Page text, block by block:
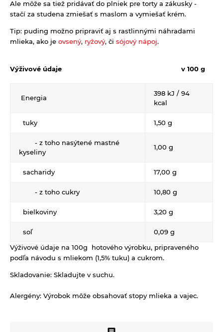
Kúpele na detoxikáciu organizmu
Literatúra
Propagačný materiál
Ale môže sa tiež pridávať do plniek pre torty a zákusky -
stačí za studena zmiešať s maslom a vymiešať krém.
Tip: puding možno pripraviť aj s rastlinnými náhradami
mlieka, ako je ovsený, ryžový, či sójový nápoj.
Výživové údaje v 100 g
Energia
398 kJ / 94
kcal
tuky 1,50 g
- z toho nasýtené mastné
kyseliny
1,00 g
sacharidy 17,00 g
- z toho cukry 10,80 g
bielkoviny 3,20 g
soľ
0,09 g
Výživové údaje na 100g hotového výrobku, pripraveného
podľa návodu s mliekom (1,5% tuku) a cukrom.
Skladovanie: Skladujte v suchu.
Alergény: Výrobok môže obsahovať stopy mlieka a vajec.